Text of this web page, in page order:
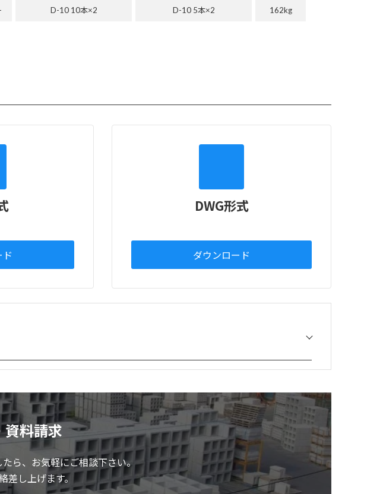
- D-10 10本×2 D-10 5本×2 162kg
ド
DWG形式
ダウンロード
【1000】これ以上の
床板塊・底板塊
サイズは【750】【800】【900】【1000】【1200】
料請求
ら、お気軽にご相談下さい。
差し上げます。